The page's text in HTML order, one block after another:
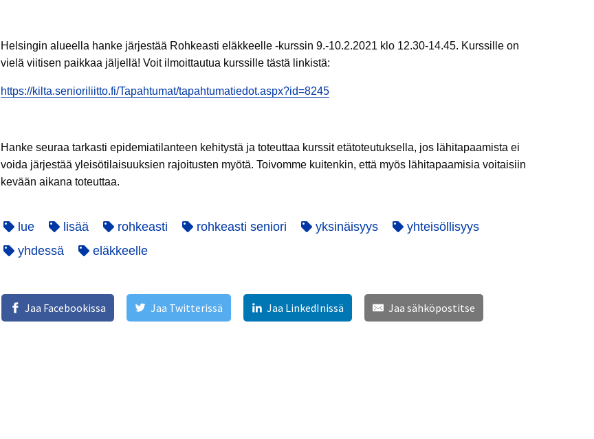
Helsingin alueella hanke järjestää Rohkeasti eläkkeelle -kurssin 9.-10.2.2021 klo 12.30-14.45. Kurssille on
vielä viitisen paikkaa jäljellä! Voit ilmoittautua kurssille tästä linkistä:
https://kilta.senioriliitto.fi/Tapahtumat/tapahtumatiedot.aspx?id=8245
Hanke seuraa tarkasti epidemiatilanteen kehitystä ja toteuttaa kurssit etätoteutuksella, jos lähitapaamista ei
voida järjestää yleisötilaisuuksien rajoitusten myötä. Toivomme kuitenkin, että myös lähitapaamisia voitaisiin
kevään aikana toteuttaa.
lue lisää rohkeasti rohkeasti seniori yksinäisyys
yhteisöllisyys
yhdessä
eläkkeelle
Jaa Facebookissa Jaa Twitterissä Jaa LinkedInissä Jaa sähköpostitse